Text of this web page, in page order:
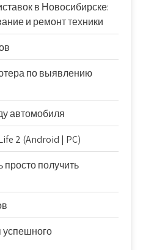
в Новосибирске:
и ремонт техники
по выявлению
автомобиля
2 (Android | PC)
просто получить
успешного